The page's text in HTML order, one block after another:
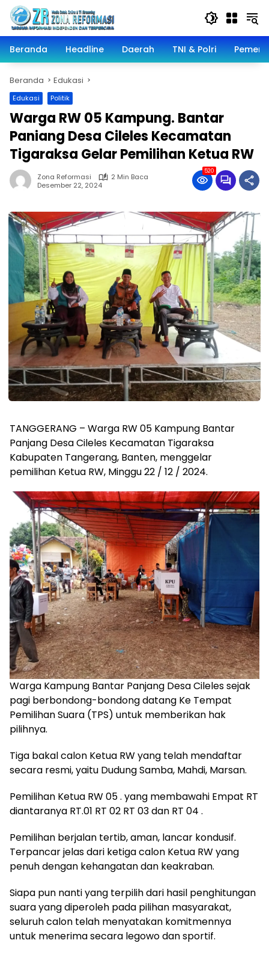
Langsung
konten
Beranda
Headline Daerah TNI & Polri
Beranda Edukasi
Edukasi Politik
Warga RW 05 Kampung. Bantar
Paniang Desa Cileles Kecamatan
Tigaraksa Gelar Pemilihan Ketua RW
Zona Reformasi
2 Min Baca
Desember 22, 2024
520
TANGGERANG – Warga RW 05 Kampung Bantar
Panjang Desa Cileles Kecamatan Tigaraksa
Kabupaten Tangerang, Banten, menggelar
pemilihan Ketua RW, Minggu 22 / 12 / 2024.
Warga Kampung Bantar Panjang Desa Cileles sejak
pagi berbondong-bondong datang Ke Tempat
Pemilihan Suara (TPS) untuk memberikan hak
pilihnya.
Tiga bakal calon Ketua RW yang telah mendaftar
secara resmi, yaitu Dudung Samba, Mahdi, Marsan.
Pemilihan Ketua RW 05 . yang membawahi Empat RT
diantaranya RT.01 RT 02 RT 03 dan RT 04 .
Pemilihan berjalan tertib, aman, lancar kondusif.
Terpancar jelas dari ketiga calon Ketua RW yang
penuh dengan kehangatan dan keakraban.
Siapa pun nanti yang terpilih dari hasil penghitungan
suara yang diperoleh pada pilihan masyarakat,
seluruh calon telah menyatakan komitmennya
untuk menerima secara legowo dan sportif.